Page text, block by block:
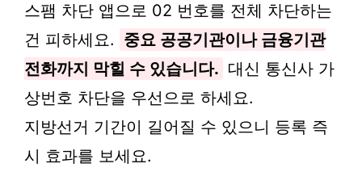
스팸 차단 앱으로 02 번호를 전체 차단하는
건 피하세요. 중요 공공기관이나 금융기관
전화까지 막힐 수 있습니다. 대신 통신사 가
상번호 차단을 우선으로 하세요.
지방선거 기간이 길어질 수 있으니 등록 즉
시 효과를 보세요.